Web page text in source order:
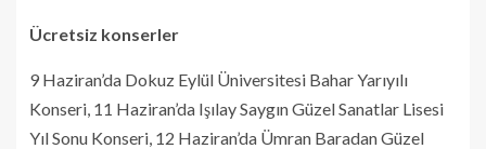
Ücretsiz konserler
9 Haziran’da Dokuz Eylül Üniversitesi Bahar Yarıyılı
Konseri, 11 Haziran’da Işılay Saygın Güzel Sanatlar Lisesi
Yıl Sonu Konseri, 12 Haziran’da Ümran Baradan Güzel